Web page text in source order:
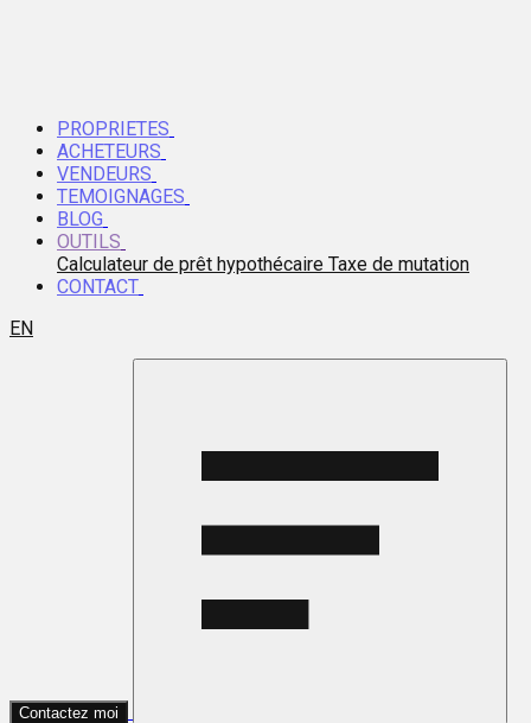
PROPRIETES
ACHETEURS
VENDEURS
TEMOIGNAGES
BLOG
OUTILS
Calculateur de prêt hypothécaire Taxe de mutation
CONTACT
EN
Contactez moi